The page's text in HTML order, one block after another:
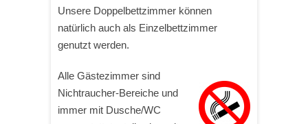
Unsere Doppelbettzimmer können
natürlich auch als Einzelbettzimmer
genutzt werden.
Alle Gästezimmer sind
Nichtraucher-Bereiche und
immer mit Dusche/WC